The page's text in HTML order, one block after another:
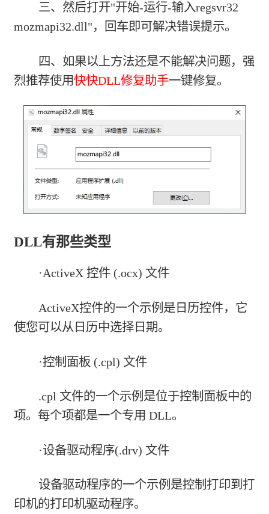
三、然后打开"开始-运行-输入regsvr32
mozmapi32.dll"，回车即可解决错误提示。
四、如果以上方法还是不能解决问题，强
烈推荐使用快快DLL修复助手一键修复。
DLL有那些类型
·ActiveX 控件 (.ocx) 文件
ActiveX控件的一个示例是日历控件，它
使您可以从日历中选择日期。
·控制面板 (.cpl) 文件
.cpl 文件的一个示例是位于控制面板中的
项。每个项都是一个专用 DLL。
·设备驱动程序(.drv) 文件
设备驱动程序的一个示例是控制打印到打
印机的打印机驱动程序。